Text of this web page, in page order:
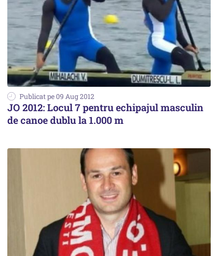
Publicat pe 09 Aug 2012
JO 2012: Locul 7 pentru echipajul masculin
de canoe dublu la 1.000 m